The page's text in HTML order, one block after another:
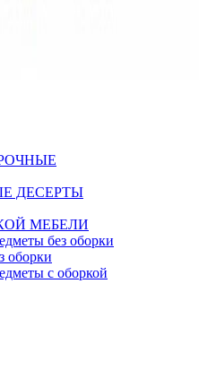
ДЕСЕРТЫ
МЕБЕЛИ
без оборки
оборки
с оборкой